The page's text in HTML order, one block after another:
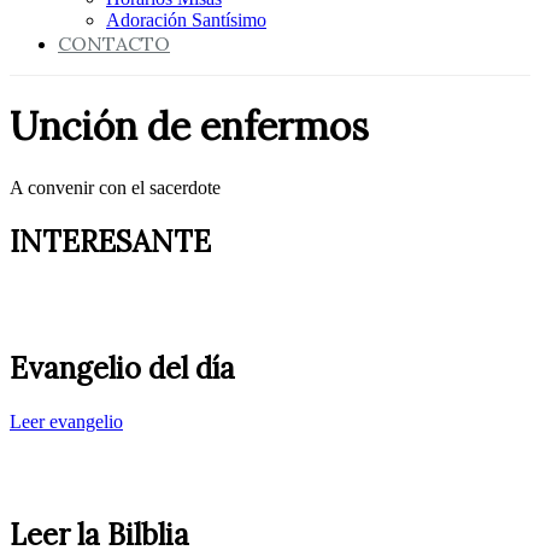
Adoración Santísimo
CONTACTO
Unción de enfermos
A convenir con el sacerdote
INTERESANTE
Evangelio del día
Leer evangelio
Leer la Bilblia